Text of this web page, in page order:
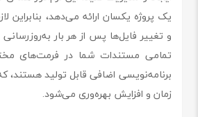
یک پروژه یکسان ارائه می‌دهد، بنابراین
و تغییر فایل‌ها پس از هر بار به‌روزرسانی
تمامی مستندات شما در فرمت‌های
برنامه‌نویسی اضافی قابل تولید
زمان و افزایش بهره‌وری می‌شود.